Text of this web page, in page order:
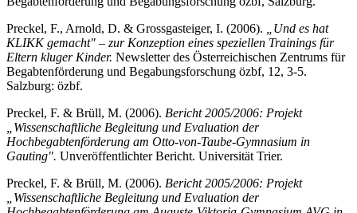
Preckel, F., Arnold, D. & Grossgasteiger, I. (2006).
„Und es hat
KLIKK gemacht" – zur Konzeption eines speziellen Trainings für
Eltern kluger Kinder. Newsletter des Österreichischen Zentrums für
Begabtenförderung und Begabungsforschung özbf, 12, 3-5.
Salzburg: özbf.
Preckel, F. & Brüll, M. (2006). Bericht 2005/2006: Projekt
„Wissenschaftliche Begleitung und Evaluation der
Hochbegabtenförderung am Otto-von-Taube-Gymnasium in
Gauting". Unveröffentlichter Bericht. Universität Trier.
Preckel, F. & Brüll, M. (2006). Bericht 2005/2006: Projekt
„Wissenschaftliche Begleitung und Evaluation der